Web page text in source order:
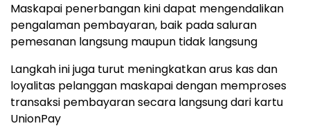
Maskapai penerbangan kini dapat mengendalikan
pengalaman pembayaran, baik pada saluran
pemesanan langsung maupun tidak langsung
Langkah ini juga turut meningkatkan arus kas dan
loyalitas pelanggan maskapai dengan memproses
transaksi pembayaran secara langsung dari kartu
UnionPay